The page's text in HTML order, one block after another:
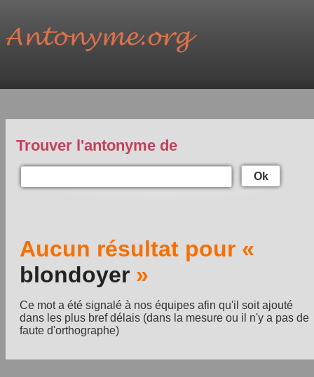
Trouver l'antonyme de
Ok
Aucun résultat pour «
blondoyer »
Ce mot a été signalé à nos équipes afin qu'il soit ajouté
dans les plus bref délais (dans la mesure ou il n'y a pas de
faute d'orthographe)